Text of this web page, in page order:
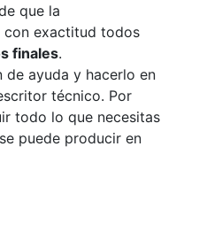
que la
con exactitud todos
finales.
ayuda y hacerlo en
técnico. Por
todo lo que necesitas
puede producir en